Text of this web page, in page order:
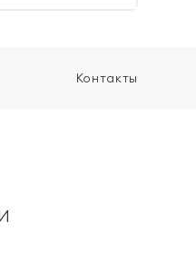
Контакты